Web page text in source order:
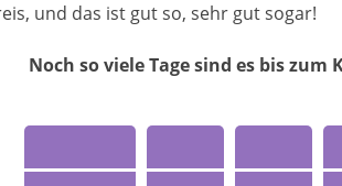
und das ist gut so, sehr gut sogar!
Noch so viele Tage sind es bis zum